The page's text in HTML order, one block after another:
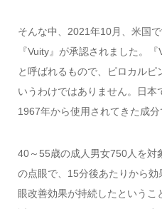
そんな中、2021年10月、米国
『Vuity』が承認されました。
と呼ばれるもので、ピロカルピ
いうわけではありません。日本
1967年から使用されてきた成分
40～55歳の成人男女750人を対
の点眼で、15分後あたりから
眼改善効果が持続したというこ